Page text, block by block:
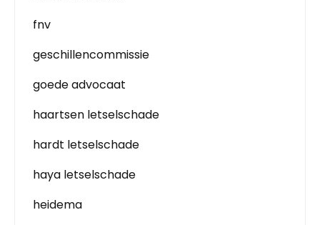
fnv
geschillencommissie
goede advocaat
haartsen letselschade
hardt letselschade
haya letselschade
heidema